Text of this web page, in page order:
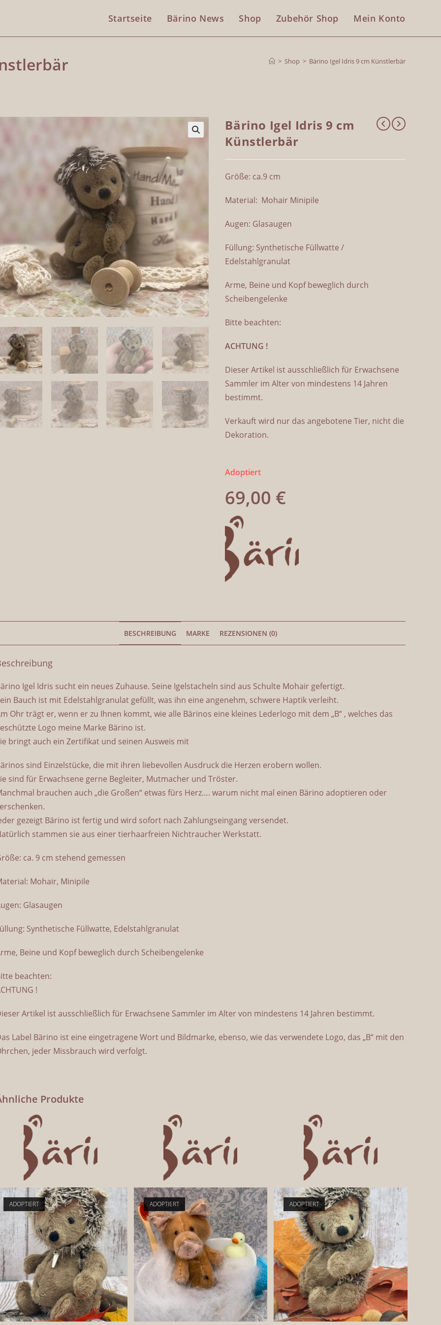
Startseite Bärino News Shop Zubehör Shop Mein Konto
> Shop > Bärino Igel Idris 9 cm Künstlerbär
Bärino Igel Idris 9 cm
Künstlerbär
Größe: ca.9 cm
Material: Mohair Minipile
Augen: Glasaugen
Füllung: Synthetische Füllwatte /
Edelstahlgranulat
Arme, Beine und Kopf beweglich durch
Scheibengelenke
Bitte beachten:
ACHTUNG !
Dieser Artikel ist ausschließlich für Erwachsene
Sammler im Alter von mindestens 14 Jahren
bestimmt.
Verkauft wird nur das angebotene Tier, nicht die
Dekoration.
Adoptiert
69,00 €
BESCHREIBUNG MARKE REZENSIONEN (0)
Igel Idris sucht ein neues Zuhause. Seine Igelstacheln sind aus Schulte Mohair gefertigt.
Bauch ist mit Edelstahlgranulat gefüllt, was ihn eine angenehm, schwere Haptik verleiht.
Ohr trägt er, wenn er zu Ihnen kommt, wie alle Bärinos eine kleines Lederlogo mit dem „B“ , welches das
Logo meine Marke Bärino ist.
bringt auch ein Zertifikat und seinen Ausweis mit
sind Einzelstücke, die mit ihren liebevollen Ausdruck die Herzen erobern wollen.
sind für Erwachsene gerne Begleiter, Mutmacher und Tröster.
brauchen auch „die Großen“ etwas fürs Herz…. warum nicht mal einen Bärino adoptieren oder
gezeigt Bärino ist fertig und wird sofort nach Zahlungseingang versendet.
stammen sie aus einer tierhaarfreien Nichtraucher Werkstatt.
ca. 9 cm stehend gemessen
Mohair, Minipile
Glasaugen
Synthetische Füllwatte, Edelstahlgranulat
Beine und Kopf beweglich durch Scheibengelenke
beachten:
!
Artikel ist ausschließlich für Erwachsene Sammler im Alter von mindestens 14 Jahren bestimmt.
Label Bärino ist eine eingetragene Wort und Bildmarke, ebenso, wie das verwendete Logo, das „B“ mit den
jeder Missbrauch wird verfolgt.
Produkte
ADOPTIERT ADOPTIERT ADOPTIERT